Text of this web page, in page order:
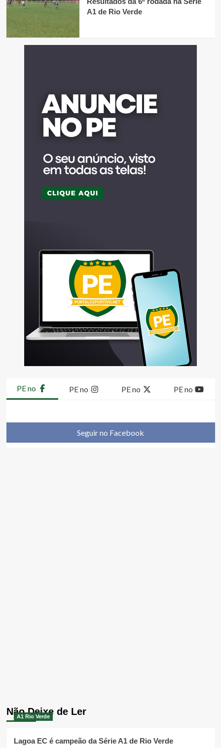
A1 de Rio Verde
PE no PE no PE no PE no
Seguir no Facebook
Não Deixe de Ler
A1 Rio Verde
Lagoa EC é campeão da Série A1 de Rio Verde